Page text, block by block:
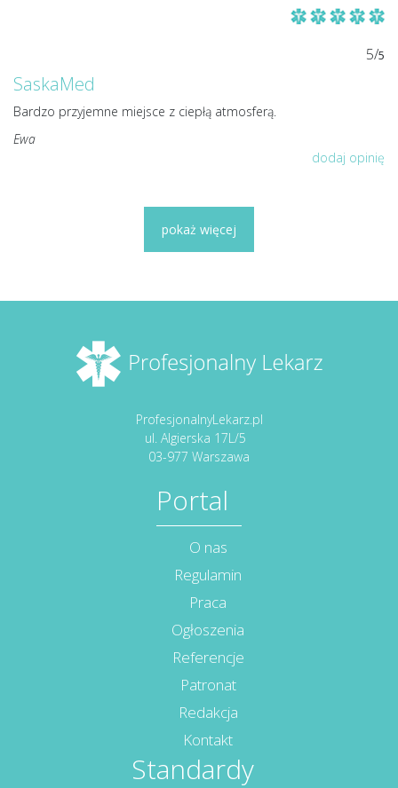
5/5
SaskaMed
Bardzo przyjemne miejsce z ciepłą atmosferą.
Ewa
dodaj opinię
pokaż więcej
ProfesjonalnyLekarz.pl
ul. Algierska 17L/5
03-977 Warszawa
Portal
O nas
Regulamin
Praca
Ogłoszenia
Referencje
Patronat
Redakcja
Kontakt
Standardy